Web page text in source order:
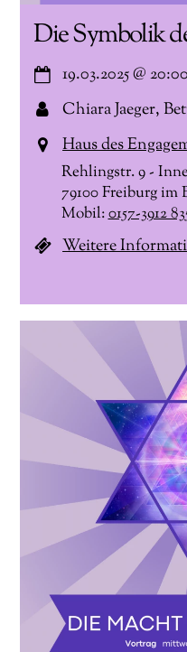
Die Symbolik
19.03.2025@20:00
Chiara Jaeger,
Haus des
Rehlingstr. 9 -
79100 Freiburg im
Mobil:0157-3912
Weitere